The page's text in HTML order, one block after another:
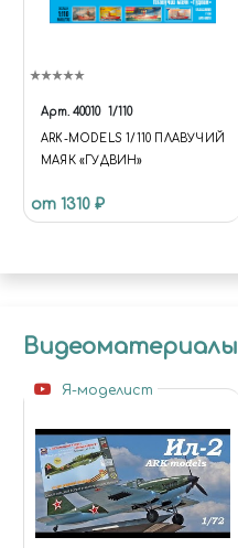
Арт. 40010 1/110
ARK-MODELS 1/110 ПЛАВУЧИЙ
МАЯК «ГУДВИН»
от 1310 ₽
Видеоматериалы
Я-моделист